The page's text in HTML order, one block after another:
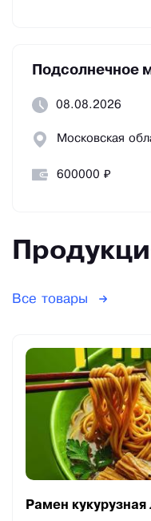
Подсолнечное
08.08.2026
Московская
600000 ₽
Все товары
Рамен